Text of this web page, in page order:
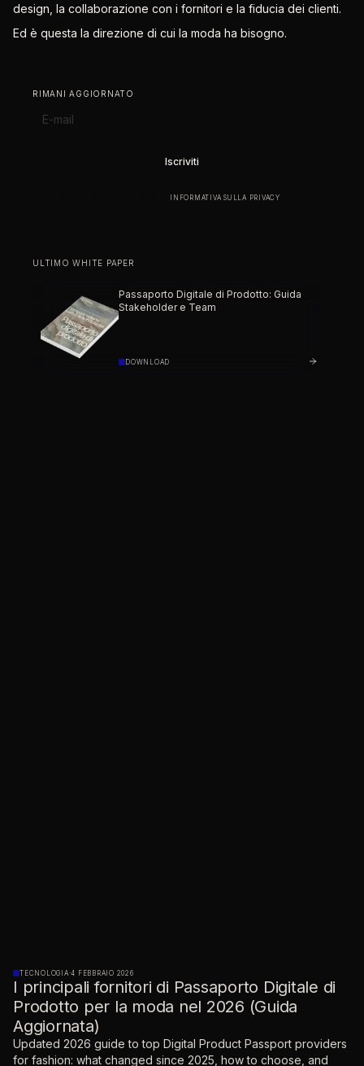
design, la collaborazione con i fornitori e la fiducia dei clienti.
Ed è questa la direzione di cui la moda ha bisogno.
RIMANI AGGIORNATO
INFORMATIVA SULLA PRIVACY
ULTIMO WHITE PAPER
Passaporto Digitale di Prodotto: Guida
Stakeholder e Team
DOWNLOAD
TECNOLOGIA·4 FEBBRAIO 2026
I principali fornitori di Passaporto Digitale di
Prodotto per la moda nel 2026 (Guida
Aggiornata)
Updated 2026 guide to top Digital Product Passport providers
for fashion: what changed since 2025, how to choose, and